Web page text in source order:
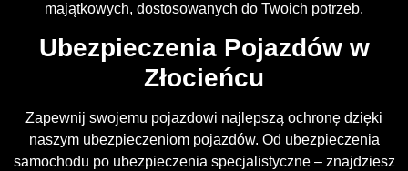
majątkowych, dostosowanych do Twoich potrzeb.
Ubezpieczenia Pojazdów w
Złocieńcu
Zapewnij swojemu pojazdowi najlepszą ochronę dzięki
naszym ubezpieczeniom pojazdów. Od ubezpieczenia
samochodu po ubezpieczenia specjalistyczne – znajdziesz